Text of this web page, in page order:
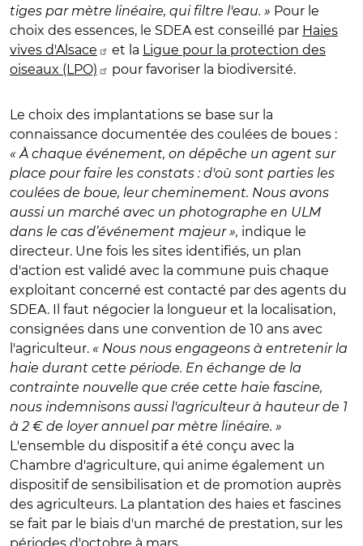
tiges par mètre linéaire, qui filtre l'eau. » Pour le
choix des essences, le SDEA est conseillé par Haies
vives d'Alsace
et la Ligue pour la protection des
oiseaux (LPO)
pour favoriser la biodiversité.
Le choix des implantations se base sur la
connaissance documentée des coulées de boues :
« À chaque événement, on dépêche un agent sur
place pour faire les constats : d'où sont parties les
coulées de boue, leur cheminement. Nous avons
aussi un marché avec un photographe en ULM
dans le cas d’événement majeur », indique le
directeur. Une fois les sites identifiés, un plan
d'action est validé avec la commune puis chaque
exploitant concerné est contacté par des agents du
SDEA. Il faut négocier la longueur et la localisation,
consignées dans une convention de 10 ans avec
l'agriculteur. « Nous nous engageons à entretenir la
haie durant cette période. En échange de la
contrainte nouvelle que crée cette haie fascine,
nous indemnisons aussi l'agriculteur à hauteur de 1
à 2 € de loyer annuel par mètre linéaire. »
L'ensemble du dispositif a été conçu avec la
Chambre d'agriculture, qui anime également un
dispositif de sensibilisation et de promotion auprès
des agriculteurs. La plantation des haies et fascines
se fait par le biais d'un marché de prestation, sur les
périodes d'octobre à mars.